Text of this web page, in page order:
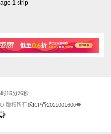
1strip
15分26秒
版权所有豫ICP备2021001600号